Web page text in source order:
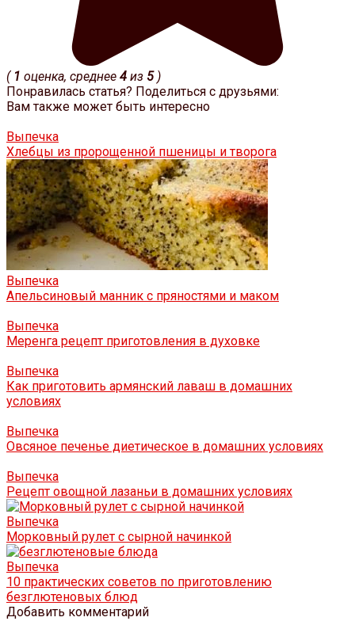
( 1 оценка, среднее 4 из 5)
Понравилась статья? Поделиться с друзьями:
Вам также может быть интересно
Выпечка
Хлебцы из пророщенной пшеницы и творога
Выпечка
Апельсиновый манник с пряностями и маком
Выпечка
Меренга рецепт приготовления в духовке
Выпечка
Как приготовить армянский лаваш в домашних
условиях
Выпечка
Овсяное печенье диетическое в домашних условиях
Выпечка
Рецепт овощной лазаньи в домашних условиях
Выпечка
Морковный рулет с сырной начинкой
Выпечка
10 практических советов по приготовлению
безглютеновых блюд
Добавить комментарий